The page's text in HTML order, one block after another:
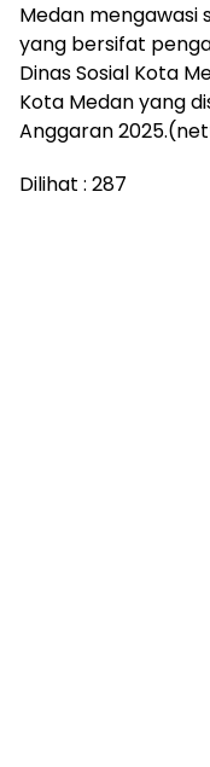
Medan mengawasi
yang bersifat
Dinas Sosial Kota
Kota Medan yang
Anggaran
Dilihat : 287